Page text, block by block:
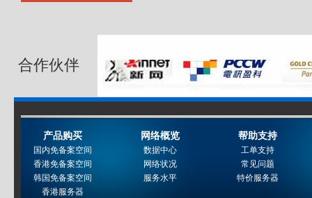
合作伙伴
产品购买
国内免备案空间
香港免备案空间
韩国免备案空间
香港服务器
网络概览
数据中心
网络状况
服务水平
帮助支持
工单支持
常见问题
特价服务器